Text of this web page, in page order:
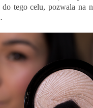
tego celu, pozwala na